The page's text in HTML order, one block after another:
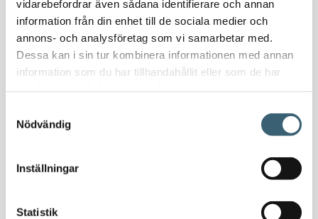
vidarebefordrar även sådana identifierare och annan
information från din enhet till de sociala medier och
annons- och analysföretag som vi samarbetar med.
Dessa kan i sin tur kombinera informationen med annan
information som du har tillhandahållit eller som de har
Nödvändig
Inställningar
Statistik
Bensin
Bensintankar
Bensinutrustning
Kem
Verkstad
Spilloljetankar & utrustning